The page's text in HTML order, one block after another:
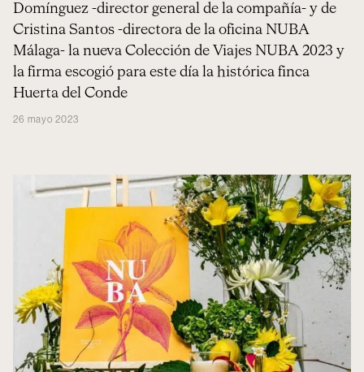
Domínguez -director general de la compañía- y de
Cristina Santos -directora de la oficina NUBA
Málaga- la nueva Colección de Viajes NUBA 2023 y
la firma escogió para este día la histórica finca
Huerta del Conde
26 mayo 2023